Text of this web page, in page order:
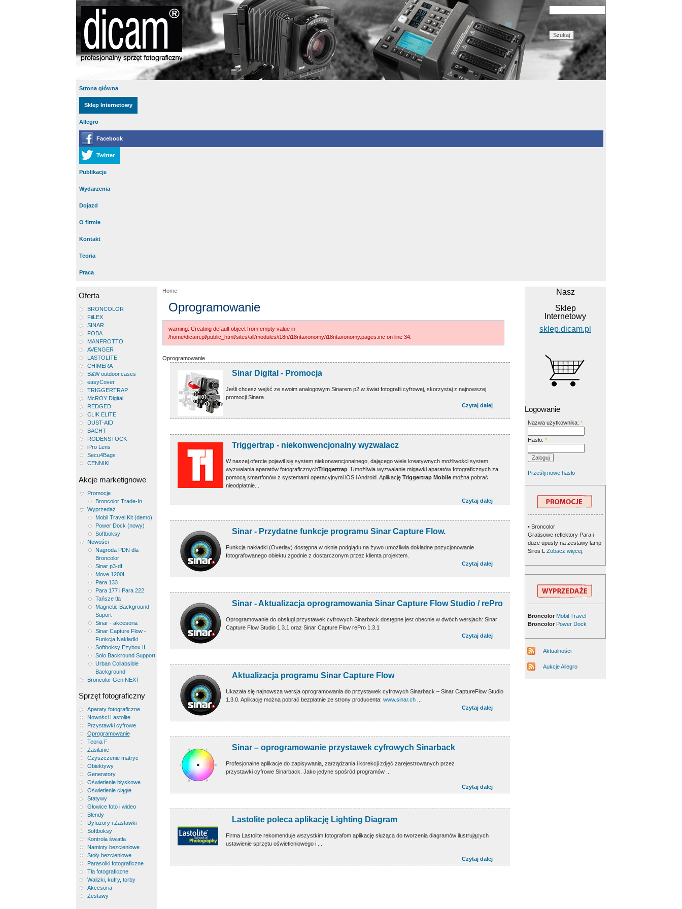
Strona główna
Sklep Internetowy
Allegro
Facebook
Twitter
Publikacje
Wydarzenia
Dojazd
O firmie
Kontakt
Teoria
Praca
Oferta
BRONCOLOR
FiiLEX
SINAR
FOBA
MANFROTTO
AVENGER
LASTOLITE
CHIMERA
B&W outdoor.cases
easyCover
TRIGGERTRAP
McROY Digital
REDGED
CLIK ELITE
DUST-AID
BACHT
RODENSTOCK
iPro Lens
Secu4Bags
CENNIKI
Akcje marketignowe
Promocje
Broncolor Trade-In
Wyprzedaż
Mobil Travel Kit (demo)
Power Dock (nowy)
Softboksy
Nowości
Nagroda PDN dla
Broncolor
Sinar p3-df
Move 1200L
Para 133
Para 177 i Para 222
Tańsze tła
Magnetic Background
Suport
Sinar - akcesoria
Sinar Capture Flow -
Funkcja Nakładki
Softboksy Ezybox II
Solo Backround Support
Urban Collabsible
Background
Broncolor Gen NEXT
Sprzęt fotograficzny
Aparaty fotograficzne
Nowości Lastolite
Przystawki cyfrowe
Oprogramowanie
Teoria F
Zasilanie
Czyszczenie matryc
Obiektywy
Generatory
Oświetlenie błyskowe
Oświetlenie ciągłe
Statywy
Głowice foto i wideo
Blendy
Dyfuzory i Zastawki
Softboksy
Kontrola światła
Namioty bezcieniowe
Stoły bezcieniowe
Parasolki fotograficzne
Tła fotograficzne
Walizki, kufry, torby
Akcesoria
Zestawy
Home
Oprogramowanie
warning: Creating default object from empty value in
/home/dicam.pl/public_html/sites/all/modules/i18n/i18ntaxonomy/i18ntaxonomy.pages.inc on line 34.
Oprogramowanie
Sinar Digital - Promocja
Jeśli chcesz wejść ze swoim analogowym Sinarem p2 w świat fotografii cyfrowej, skorzystaj z najnowszej
promocji Sinara.
Czytaj dalej
Triggertrap - niekonwencjonalny wyzwalacz
W naszej ofercie pojawił się system niekonwencjonalnego, dającego wiele kreatywnych możliwości system
wyzwalania aparatów fotograficznychTriggertrap . Umożliwia wyzwalanie migawki aparatów fotograficznych za
pomocą smartfonów z systemami operacyjnymi iOS i Android. Aplikację Triggertrap Mobile można pobrać
nieodpłatnie...
Czytaj dalej
Sinar - Przydatne funkcje programu Sinar Capture Flow.
Funkcja nakładki (Overlay) dostępna w oknie podglądu na żywo umożliwia dokładne pozycjonowanie
fotografowanego obiektu zgodnie z dostarczonym przez klienta projektem.
Czytaj dalej
Sinar - Aktualizacja oprogramowania Sinar Capture Flow Studio / rePro
Oprogramowanie do obsługi przystawek cyfrowych Sinarback dostępne jest obecnie w dwóch wersjach: Sinar
Capture Flow Studio 1.3.1 oraz Sinar Capture Flow rePro 1.3.1
Czytaj dalej
Aktualizacja programu Sinar Capture Flow
Ukazała się najnowsza wersja oprogramowania do przystawek cyfrowych Sinarback – Sinar CaptureFlow Studio
1.3.0. Aplikację można pobrać bezpłatnie ze strony producenta: www.sinar.ch
Czytaj dalej
Sinar – oprogramowanie przystawek cyfrowych Sinarback
Profesjonalne aplikacje do zapisywania, zarządzania i korekcji zdjęć zarejestrowanych przez
przystawki cyfrowe Sinarback. Jako jedyne spośród programów ...
Czytaj dalej
Lastolite poleca aplikację Lighting Diagram
Firma Lastolite rekomenduje wszystkim fotografom aplikację służąca do tworzenia diagramów ilustrujących
ustawienie sprzętu oświetleniowego i ...
Czytaj dalej
Nasz
Sklep
Internetowy
sklep.dicam.pl
Logowanie
Nazwa użytkownika: *
Hasło: *
Prześlij nowe hasło
• Broncolor
Gratisowe reflektory Para i
duże upusty na zestawy lamp
Siros L Zobacz więcej.
Broncolor Mobil Travel
Broncolor Power Dock
Aktualności
Aukcje Allegro